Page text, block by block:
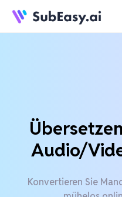
Audio/
Konvertieren Sie